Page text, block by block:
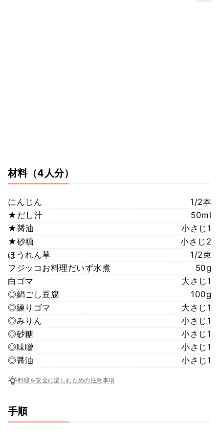
材料（4人分）
にんじん
1/2本
★だし汁
50ml
★醤油
小さじ1
★砂糖
小さじ2
ほうれん草
1/2束
フジッコお料理だいず水煮
50g
白ゴマ
大さじ1
◎絹ごし豆腐
100g
◎練りゴマ
大さじ1
◎みりん
小さじ1
◎砂糖
小さじ1
◎味噌
小さじ1
◎醤油
小さじ1
料理を安全に楽しむための注意事項
手順